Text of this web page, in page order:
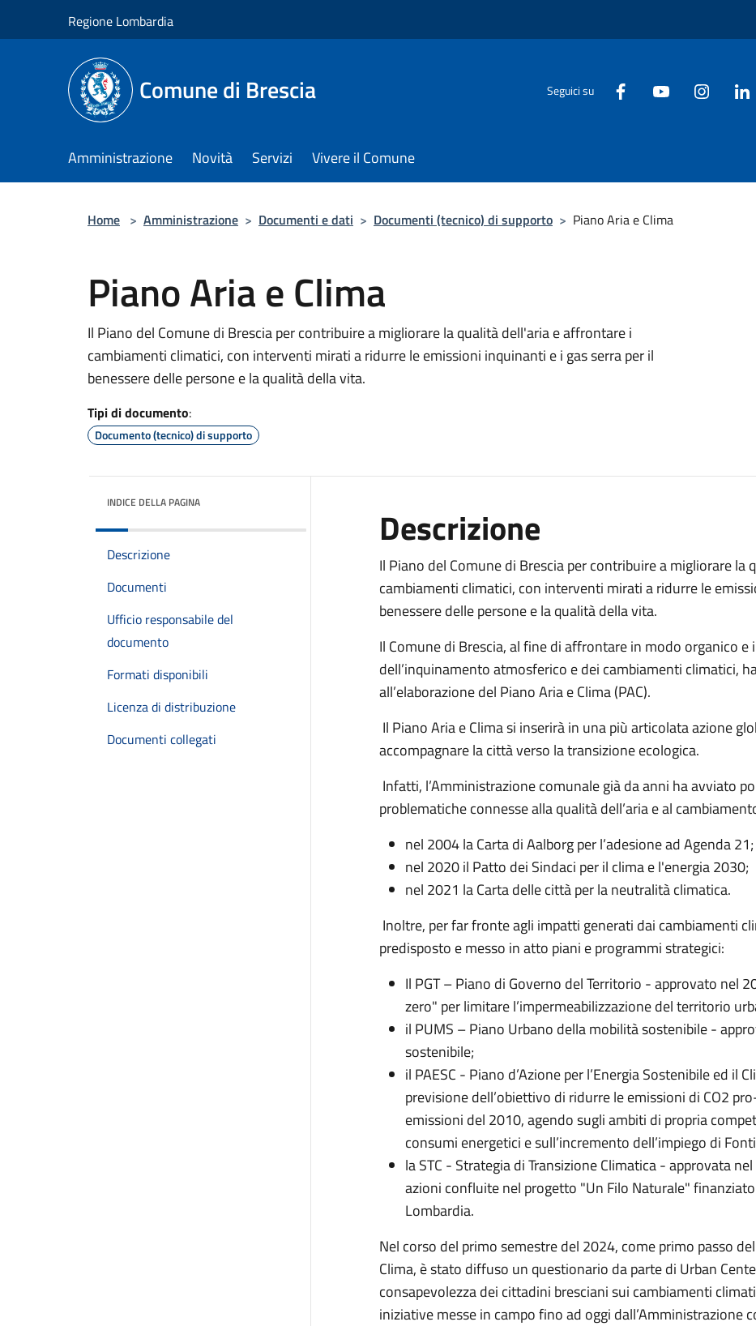
Regione Lombardia
Comune di Brescia Seguici su
Amministrazione Novità Servizi Vivere il Comune
Home > Amministrazione > Documenti e dati > Documenti (tecnico) di supporto > Piano Aria e Clima
Piano Aria e Clima
Il Piano del Comune di Brescia per contribuire a migliorare la qualità dell'aria e affrontare i
cambiamenti climatici, con interventi mirati a ridurre le emissioni inquinanti e i gas serra per il
benessere delle persone e la qualità della vita.
Tipi di documento:
Documento (tecnico) di supporto
INDICE DELLA PAGINA
Descrizione
Documenti
Ufficio responsabile del
documento
Formati disponibili
Licenza di distribuzione
Documenti collegati
Descrizione
Il Piano del Comune di Brescia per contribuire a migliorare la
cambiamenti climatici, con interventi mirati a ridurre le
benessere delle persone e la qualità della vita.
Il Comune di Brescia, al fine di affrontare in modo organico
dell’inquinamento atmosferico e dei cambiamenti climatici,
all’elaborazione del Piano Aria e Clima (PAC).
Il Piano Aria e Clima si inserirà in una più articolata azione
accompagnare la città verso la transizione ecologica.
Infatti, l’Amministrazione comunale già da anni ha avviato
problematiche connesse alla qualità dell’aria e al
nel 2004 la Carta di Aalborg per l’adesione ad Agenda 21;
nel 2020 il Patto dei Sindaci per il clima e l'energia 2030;
nel 2021 la Carta delle città per la neutralità climatica.
Inoltre, per far fronte agli impatti generati dai cambiamenti
predisposto e messo in atto piani e programmi strategici:
Il PGT – Piano di Governo del Territorio - approvato nel
zero" per limitare l’impermeabilizzazione del territorio
il PUMS – Piano Urbano della mobilità sostenibile -
sostenibile;
il PAESC - Piano d’Azione per l’Energia Sostenibile ed il
previsione dell’obiettivo di ridurre le emissioni di CO2
emissioni del 2010, agendo sugli ambiti di propria
consumi energetici e sull’incremento dell’impiego di
la STC - Strategia di Transizione Climatica - approvata
azioni confluite nel progetto "Un Filo Naturale"
Lombardia.
Nel corso del primo semestre del 2024, come primo passo
Clima, è stato diffuso un questionario da parte di Urban
consapevolezza dei cittadini bresciani sui cambiamenti
iniziative messe in campo fino ad oggi dall’Amministrazione